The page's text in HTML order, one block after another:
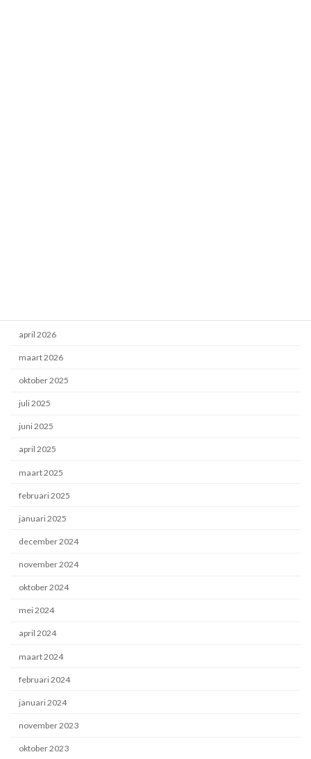
april 2026
maart 2026
oktober 2025
juli 2025
juni 2025
april 2025
maart 2025
februari 2025
januari 2025
december 2024
november 2024
oktober 2024
mei 2024
april 2024
maart 2024
februari 2024
januari 2024
november 2023
oktober 2023